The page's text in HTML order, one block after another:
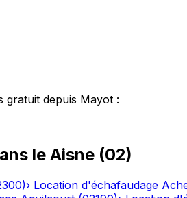
gratuit depuis Mayot :
le Aisne (02)
)› Location d'échafaudage